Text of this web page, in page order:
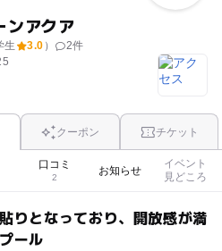
ンアクア
生 3.0 ） 2件
クーポン チケット
口コミ
2
お知らせ
イベント
見どころ
りとなっており、開放感が満
ール